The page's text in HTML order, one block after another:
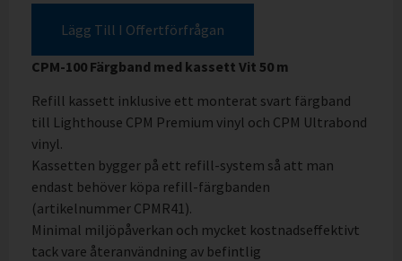
Lägg Till I Offertförfrågan
CPM-100 Färgband med kassett Vit 50 m
Refill kassett inklusive ett monterat svart färgband
till Lighthouse CPM Premium vinyl och CPM Ultrabond
vinyl.
Kassetten bygger på ett refill-system så att man
endast behöver köpa refill-färgbanden
(artikelnummer CPMR41).
Minimal miljöpåverkan och mycket kostnadseffektivt
tack vare återanvändning av befintlig